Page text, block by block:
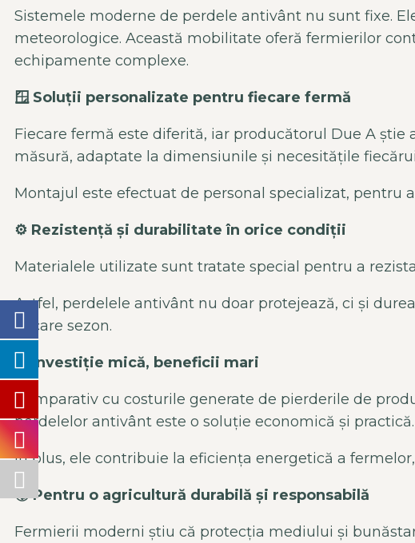
Sistemele moderne de perdele antivânt nu sunt fixe.
meteorologice. Această mobilitate oferă fermierilor
echipamente complexe.
🪟Soluții personalizate pentru fiecare fermă
Fiecare fermă este diferită, iar producătorul Due A
măsură, adaptate la dimensiunile și necesitățile
Montajul este efectuat de personal specializat, pentru
⚙️ Rezistență și durabilitateîn orice condiții
Materialele utilizate sunt tratate special pentru a
Astfel, perdelele antivânt nu doar protejează, ci și
fiecare sezon.
💰 Investiție mică, beneficii mari
Comparativ cu costurile generate de pierderile de
perdelelor antivânt este o soluție economică și practică.
În plus, ele contribuie la eficiența energetică a
🌍Pentru o agricultură durabilă și responsabilă
Fermierii moderni știu că protecția mediului și